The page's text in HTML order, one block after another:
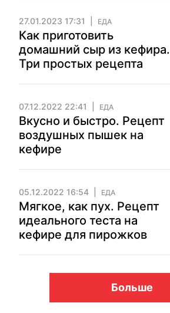
27.01.2023 17:31 ЕДА
Как приготовить
домашний сыр из кефира.
Три простых рецепта
07.12.2022 22:41 ЕДА
Вкусно и быстро. Рецепт
воздушных пышек на
кефире
05.12.2022 16:54 ЕДА
Мягкое, как пух. Рецепт
идеального теста на
кефире для пирожков
Больше